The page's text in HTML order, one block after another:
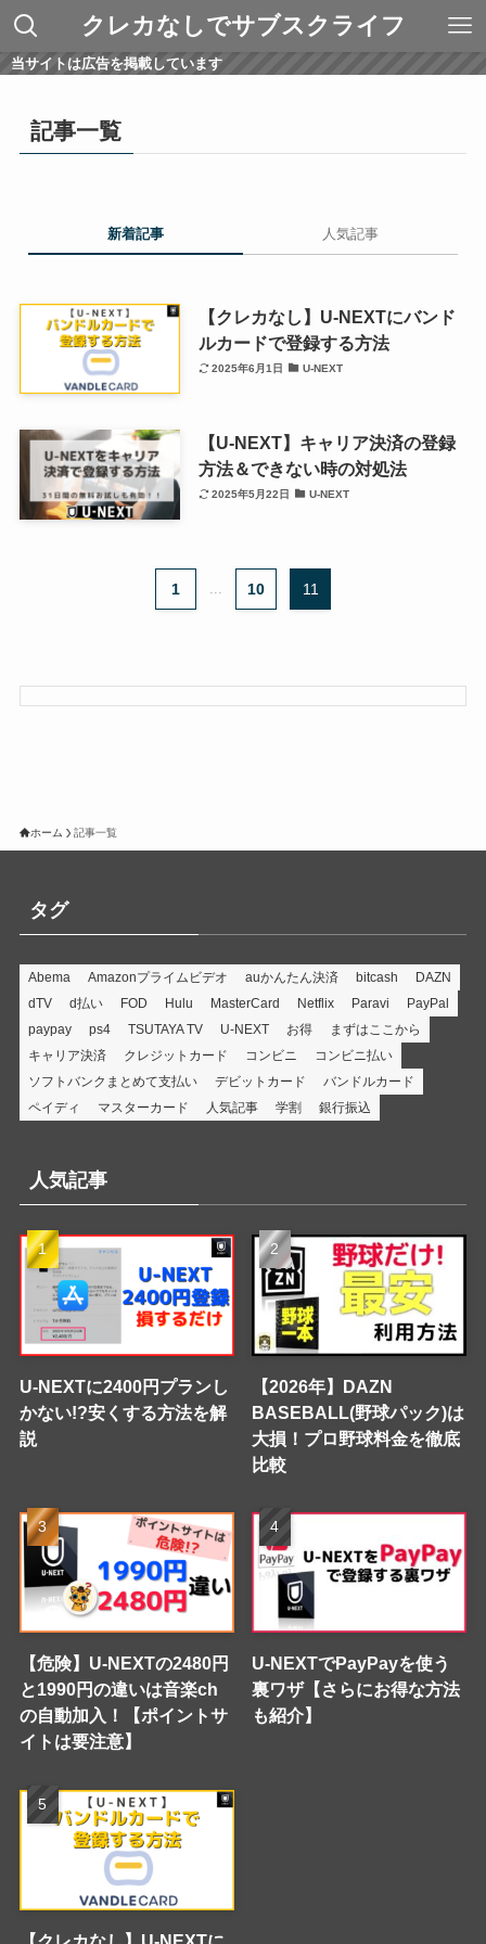
クレカなしでサブスクライフ
当サイトは広告を掲載しています
記事一覧
新着記事 人気記事
【クレカなし】U-NEXTにバンド
ルカードで登録する方法
2025年6月1日 U-NEXT
【U-NEXT】キャリア決済の登録
方法＆できない時の対処法
2025年5月22日 U-NEXT
1 10 11
ホーム 記事一覧
タグ
Abema Amazonプライムビデオ auかんたん決済 bitcash
DAZN
dTV
d払い FOD Hulu MasterCard Netflix Paravi
PayPal
paypay
ps4 TSUTAYA TV U-NEXT お得
まずはここから
キャリア決済
クレジットカード コンビニ
コンビニ払い
ソフトバンクまとめて支払い
デビットカード
バンドルカード
ペイディ
マスターカード 人気記事 学割 銀行振込
人気記事
U-NEXTに2400円プランし
かない!?安くする方法を解
説
【2026年】DAZN
BASEBALL(野球パック)は
大損！プロ野球料金を徹底
比較
【危険】U-NEXTの2480円
と1990円の違いは音楽ch
の自動加入！【ポイントサ
イトは要注意】
U-NEXTでPayPayを使う
裏ワザ【さらにお得な方法
も紹介】